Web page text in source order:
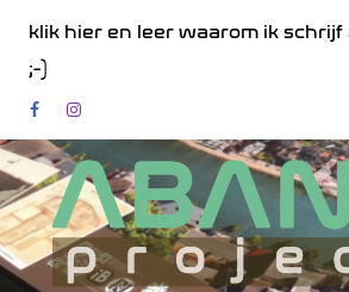
naar
inhoud
klik hier en leer waarom ik
;-)